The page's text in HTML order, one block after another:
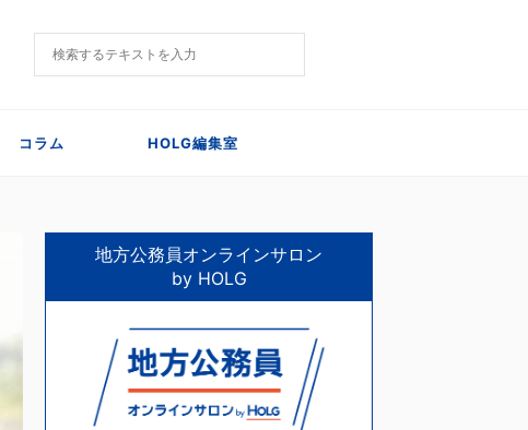
コラム HOLG編集室
地方公務員オンラインサロン
by HOLG